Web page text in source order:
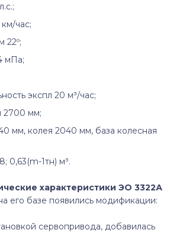
час;
22º;
мПа;
экспл 20 м³/час;
2700 мм;
мм, колея 2040 мм, база колесная
0,63(m-1тн) м³.
характеристики ЭО 3322А
его базе появились модификации:
сервопривода, добавилась